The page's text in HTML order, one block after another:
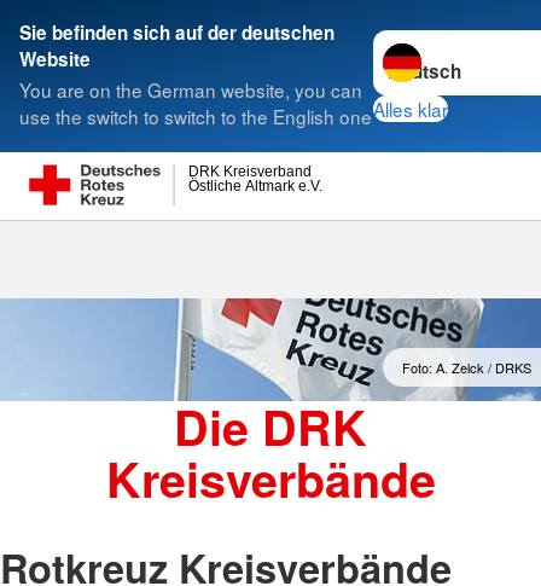
Sie befinden sich auf der deutschen
Website
You are on the German website, you can
use the switch to switch to the English one
Sprache wechseln
Alles klar
Östliche Altmark e.V.
DRK Kreisverband
Suche
Kreisverbände
Foto: A. Zelck / DRKS
Die DRK
Kreisverbände
Rotkreuz Kreisverbände